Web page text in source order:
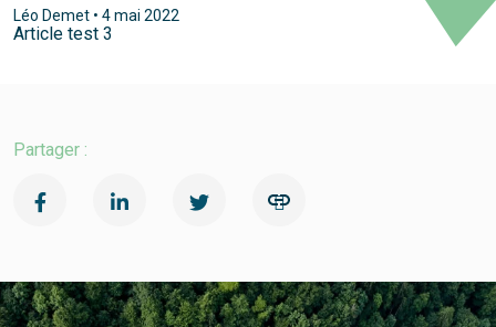
Article test 3
Léo Demet • 4 mai 2022
Partager :